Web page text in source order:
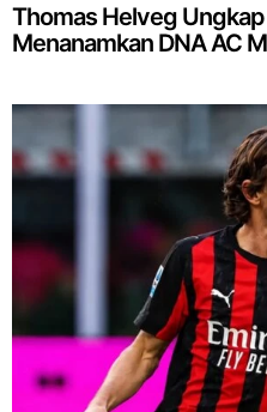
Thomas Helveg
Menanamkan DNA AC